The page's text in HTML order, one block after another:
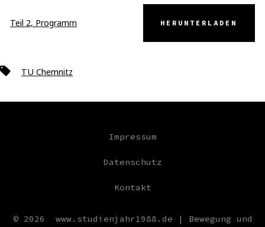
Teil 2, Programm HERUNTERLADEN
Schlagwörter
TU Chemnitz
Impressum
Datenschutz
Kontakt
© 2026 www.studienjahr1988.de | Bewegung und